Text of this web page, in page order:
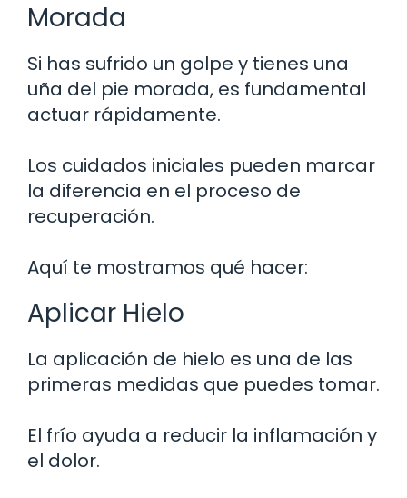
Morada
Si has sufrido un golpe y tienes una
uña del pie morada, es fundamental
actuar rápidamente.
Los cuidados iniciales pueden marcar
la diferencia en el proceso de
recuperación.
Aquí te mostramos qué hacer:
Aplicar Hielo
La aplicación de hielo es una de las
primeras medidas que puedes tomar.
El frío ayuda a reducir la inflamación y
el dolor.